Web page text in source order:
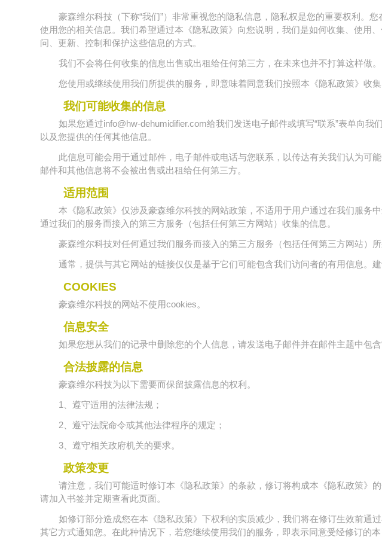
豪森维尔科技（下称“我们”）非常重视您的隐私信息，隐私权是您的重要权利。
使用您的相关信息。我们希望通过本《隐私政策》向您说明，我们是如何收集、使用
问、更新、控制和保护这些信息的方式。
我们不会将任何收集的信息出售或出租给任何第三方，在未来也并不打算这样做。
您使用或继续使用我们所提供的服务，即意味着同意我们按照本《隐私政策》收
我们可能收集的信息
如果您通过info@hw-dehumidifier.com给我们发送电子邮件或填写“联系”表单向
以及您提供的任何其他信息。
此信息可能会用于通过邮件，电子邮件或电话与您联系，以传达有关我们认为可
邮件和其他信息将不会被出售或出租给任何第三方。
适用范围
本《隐私政策》仅涉及豪森维尔科技的网站政策，不适用于用户通过在我们服务
通过我们的服务而接入的第三方服务（包括任何第三方网站）收集的信息。
豪森维尔科技对任何通过我们服务而接入的第三方服务（包括任何第三方网站）
通常，提供与其它网站的链接仅仅是基于它们可能包含我们访问者的有用信息。
COOKIES
豪森维尔科技的网站不使用cookies。
信息安全
如果您想从我们的记录中删除您的个人信息，请发送电子邮件并在邮件主题中包含“
合法披露的信息
豪森维尔科技为以下需要而保留披露信息的权利。
1、遵守适用的法律法规；
2、遵守法院命令或其他法律程序的规定；
3、遵守相关政府机关的要求。
政策变更
请注意，我们可能适时修订本《隐私政策》的条款，修订将构成本《隐私政策》
请加入书签并定期查看此页面。
如修订部分造成您在本《隐私政策》下权利的实质减少，我们将在修订生效前通
其它方式通知您。在此种情况下，若您继续使用我们的服务，即表示同意受经修订的本